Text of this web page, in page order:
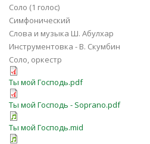
Соло (1 голос)
Симфонический
Слова и музыка Ш. Абулхар
Инструментовка - В. Скумбин
Соло, оркестр
Ты мой Господь.pdf
Ты мой Господь - Soprano.pdf
Ты мой Господь.mid